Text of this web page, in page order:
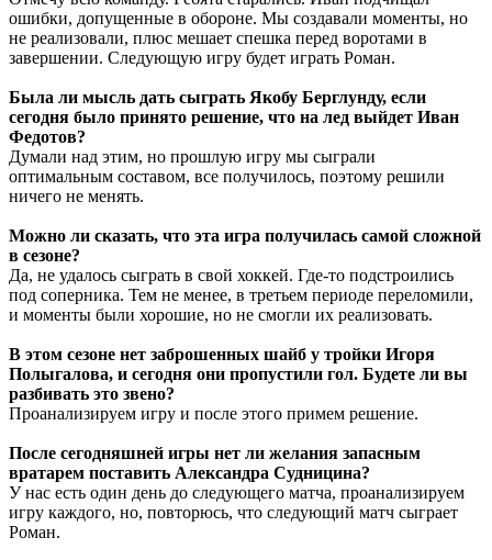
ошибки, допущенные в обороне. Мы создавали моменты, но
не реализовали, плюс мешает спешка перед воротами в
завершении. Следующую игру будет играть Роман.
Была ли мысль дать сыграть Якобу Берглунду, если
сегодня было принято решение, что на лед выйдет Иван
Федотов?
Думали над этим, но прошлую игру мы сыграли
оптимальным составом, все получилось, поэтому решили
ничего не менять.
Можно ли сказать, что эта игра получилась самой сложной
в сезоне?
Да, не удалось сыграть в свой хоккей. Где-то подстроились
под соперника. Тем не менее, в третьем периоде переломили,
и моменты были хорошие, но не смогли их реализовать.
В этом сезоне нет заброшенных шайб у тройки Игоря
Полыгалова, и сегодня они пропустили гол. Будете ли вы
разбивать это звено?
Проанализируем игру и после этого примем решение.
После сегодняшней игры нет ли желания запасным
вратарем поставить Александра Судницина?
У нас есть один день до следующего матча, проанализируем
игру каждого, но, повторюсь, что следующий матч сыграет
Роман.